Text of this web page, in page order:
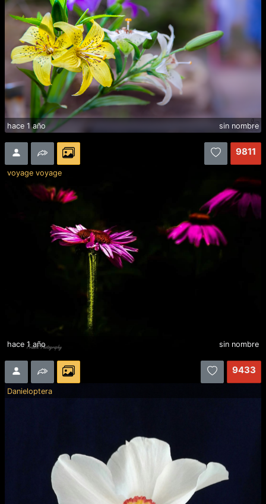
hace 1 año sin nombre
9811
voyage voyage
hace 1 año sin nombre
9433
Danieloptera